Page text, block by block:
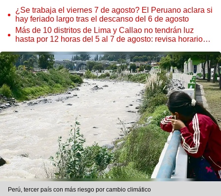
¿Se trabaja el viernes 7 de agosto? El Peruano aclara si
hay feriado largo tras el descanso del 6 de agosto
Más de 10 distritos de Lima y Callao no tendrán luz
hasta por 12 horas del 5 al 7 de agosto: revisa horarios y
Perú, tercer país con más riesgo por cambio climático